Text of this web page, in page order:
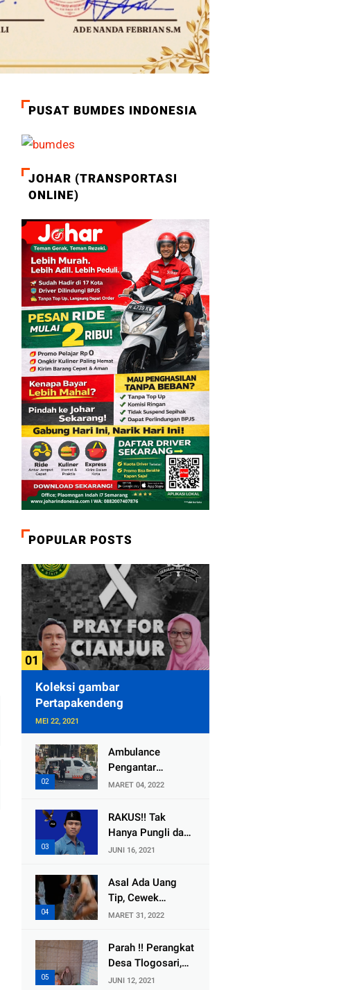
PUSAT BUMDES INDONESIA
JOHAR (TRANSPORTASI
ONLINE)
POPULAR POSTS
Koleksi gambar
Pertapakendeng
MEI 22, 2021
Ambulance
Pengantar
Jenazah Kepala
Mengalami
Kecelakaan
MARET 04, 2022
RAKUS!! Tak
Hanya Pungli dan
Dana Bedah
Diembat, ,
Perangkat Desa
Selewengkan
Bantuan Mushola
JUNI 16, 2021
Asal Ada Uang
Tip, Cewek
Pemandu Karaoke
Bersedia Bugil
MARET 31, 2022
Parah !! Perangkat
Desa Tlogosari,
Kecamatan
JUNI 12, 2021